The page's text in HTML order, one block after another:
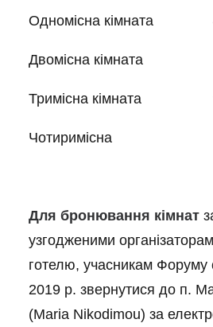
Одномісна кімната
Двомісна кімната
Тримісна кімната
Чотиримісна
Для бронювання кімнат
узгодженими
готелю, учасникам Форуму
2019 р. звернутися до п.
(Maria Nikodimou) за